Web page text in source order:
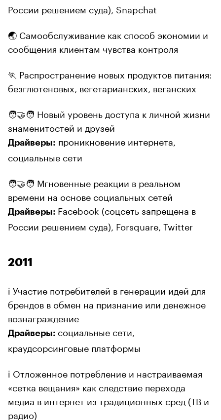
России решением суда), Snapchat
🌏 Самообслуживание как способ экономии и
сообщения клиентам чувства контроля
🏃 Распространение новых продуктов питания:
безглютеновых, вегетарианских, веганских
🧑‍🤝‍🧑 Новый уровень доступа к личной жизни
знаменитостей и друзей
Драйверы: проникновение интернета,
социальные сети
🧑‍🤝‍🧑 Мгновенные реакции в реальном
времени на основе социальных сетей
Драйверы: Facebook (соцсеть запрещена в
России решением суда), Forsquare, Twitter
2011
ℹ️ Участие потребителей в генерации идей для
брендов в обмен на признание или денежное
вознаграждение
Драйверы: социальные сети,
краудсорсинговые платформы
ℹ️ Отложенное потребление и настраиваемая
«сетка вещания» как следствие перехода
медиа в интернет из традиционных сред (ТВ и
радио)